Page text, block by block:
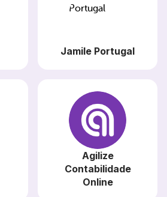
Jamile Portugal
Agilize
Contabilidade
Online